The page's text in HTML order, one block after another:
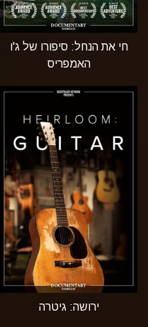
חי את הנחל: סיפורו של ג'ו
האמפריס
ירושה: גיטרה